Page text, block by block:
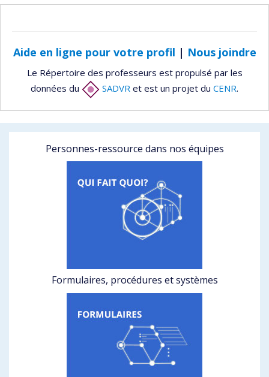
Aide en ligne pour votre profil | Nous joindre
Le Répertoire des professeurs est propulsé par les
données du
SADVR et est un projet du CENR.
Personnes-ressource dans nos équipes
Formulaires, procédures et systèmes